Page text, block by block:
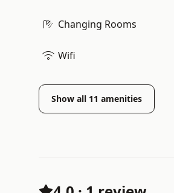
Changing Rooms
Wifi
Show all 11 amenities